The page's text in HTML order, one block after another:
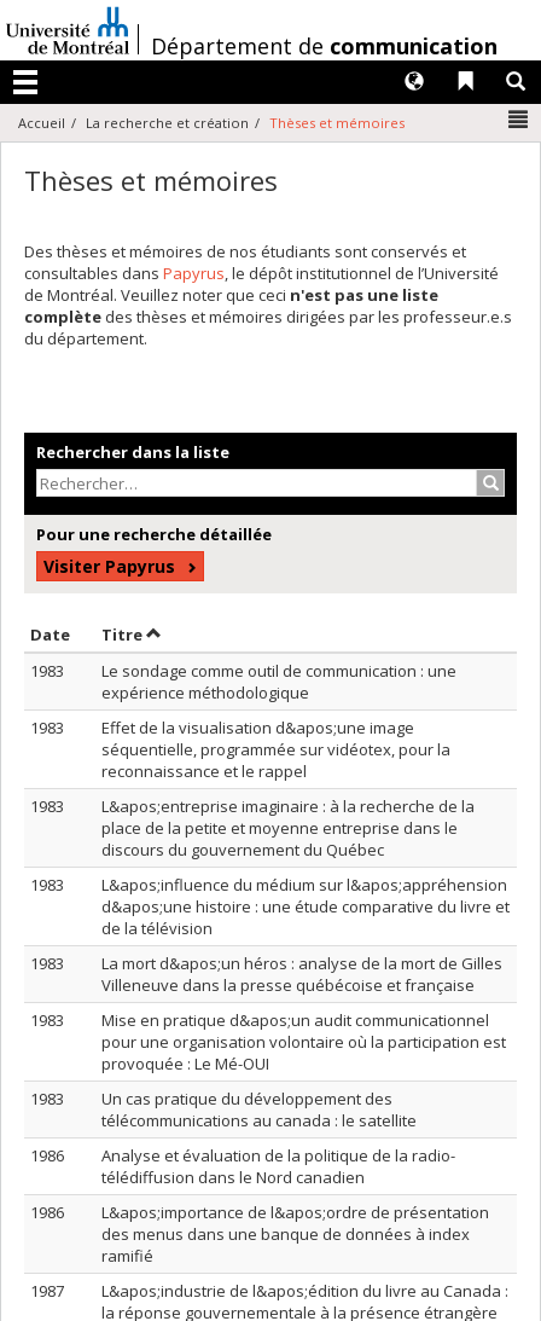
au
contenu
/Département de communication
Menu
Liens
Langues
Accueil La recherche et création Thèses et mémoires
Thèses et mémoires
Des thèses et mémoires de nos étudiants sont conservés et
consultables dans Papyrus, le dépôt institutionnel de l’Université
de Montréal. Veuillez noter que ceci n'est pas une liste
complète des thèses et mémoires dirigées par les professeur.e.s
du département.
Rechercher dans la liste
Pour une recherche détaillée
Visiter Papyrus
Date Trier par date en ordre décroissant
TitreTrier par titre en ordre décroissant
1983
Le sondage comme outil de communication : une
expérience méthodologique
1983
Effet de la visualisation d&apos;une image
séquentielle, programmée sur vidéotex, pour la
reconnaissance et le rappel
1983
L&apos;entreprise imaginaire : à la recherche de la
place de la petite et moyenne entreprise dans le
discours du gouvernement du Québec
1983
L&apos;influence du médium sur l&apos;appréhension
d&apos;une histoire : une étude comparative du livre et
de la télévision
1983
La mort d&apos;un héros : analyse de la mort de Gilles
Villeneuve dans la presse québécoise et française
1983
Mise en pratique d&apos;un audit communicationnel
pour une organisation volontaire où la participation est
provoquée : Le Mé-OUI
1983
Un cas pratique du développement des
télécommunications au canada : le satellite
1986
Analyse et évaluation de la politique de la radio-
télédiffusion dans le Nord canadien
1986
L&apos;importance de l&apos;ordre de présentation
des menus dans une banque de données à index
ramifié
1987
L&apos;industrie de l&apos;édition du livre au Canada :
la réponse gouvernementale à la présence étrangère